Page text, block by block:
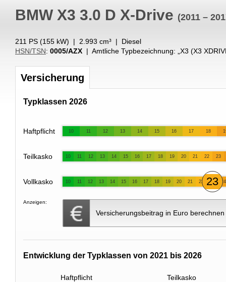
BMW X3 3.0 D X-Drive (2011 –
211 PS (155 kW) | 2.993 cm³ | Diesel
HSN/TSN: 0005/AZX | Amtliche Typbezeichnung: „ X3 (X3
Versicherung
Typklassen 2026
Haftpflicht 10 11 12 13 14 15 16 17 18
Teilkasko 10 11 12 13 14 15 16 17 18 19 20 21 22 23
Vollkasko 10 11 12 13 14 15 16 17 18 19 20 21 22 23 24
Anzeigen:
Versicherungsbeitrag in Euro berechnen
Entwicklung der Typklassen von 2021 bis 2026
Haftpflicht Teilkasko